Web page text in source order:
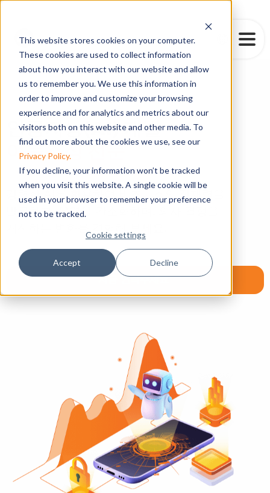
This website stores cookies on your computer.
These cookies are used to collect information
about how you interact with our website and allow
us to remember you. We use this information in
order to improve and customize your browsing
experience and for analytics and metrics about our
visitors both on this website and other media. To
find out more about the cookies we use, see our
Privacy Policy.
If you decline, your information won’t be tracked
when you visit this website. A single cookie will be
used in your browser to remember your preference
not to be tracked.
Cookie settings
Accept Decline
Artificial Intelligence(AI) 서비스
인공지능(AI) 개발
아웃소싱 전문
강력한 AI를 활용하여 비즈니스의 잠재력을
발굴하고, 운영을 간소화하며, 의사 결정을
지금 연락주세요